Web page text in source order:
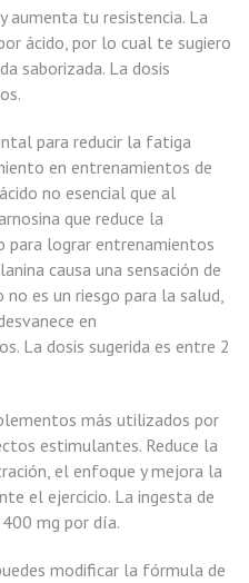
tu resistencia. La
ácido, por lo cual te sugiero
saborizada. La dosis
para reducir la fatiga
en entrenamientos de
no esencial que al
que reduce la
para lograr entrenamientos
causa una sensación de
es un riesgo para la salud,
en
La dosis sugerida es entre 2
más utilizados por
estimulantes. Reduce la
el enfoque y mejora la
el ejercicio. La ingesta de
mg por día.
modificar la fórmula de